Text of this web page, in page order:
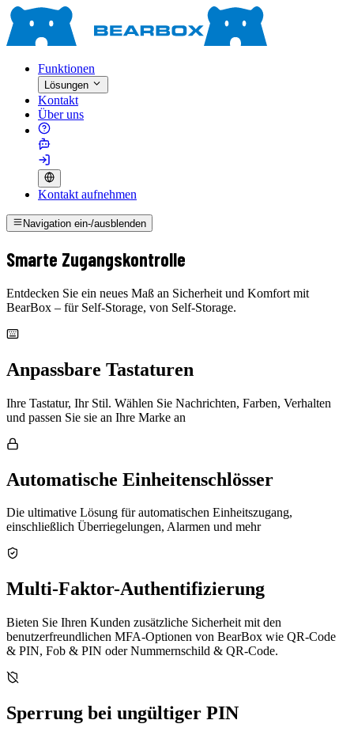
Funktionen
Lösungen
Kontakt
Über uns
Kontakt aufnehmen
Navigation ein-/ausblenden
Smarte Zugangskontrolle
Entdecken Sie ein neues Maß an Sicherheit und Komfort mit
BearBox – für Self-Storage, von Self-Storage.
Anpassbare Tastaturen
Ihre Tastatur, Ihr Stil. Wählen Sie Nachrichten, Farben, Verhalten
und passen Sie sie an Ihre Marke an
Automatische Einheitenschlösser
Die ultimative Lösung für automatischen Einheitszugang,
einschließlich Überriegelungen, Alarmen und mehr
Multi-Faktor-Authentifizierung
Bieten Sie Ihren Kunden zusätzliche Sicherheit mit den
benutzerfreundlichen MFA-Optionen von BearBox wie QR-Code
& PIN, Fob & PIN oder Nummernschild & QR-Code.
Sperrung bei ungültiger PIN